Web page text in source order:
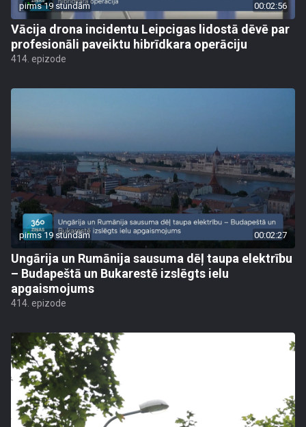
pirms 19 stundām 00:02:56
Vācija drona incidentu Leipcigas lidostā dēvē par
profesionāli paveiktu hibrīdkara operāciju
414. epizode
pirms 19 stundām 00:02:27
Ungārija un Rumānija sausuma dēļ taupa elektrību
– Budapeštā un Bukarestē izslēgts ielu
apgaismojums
414. epizode